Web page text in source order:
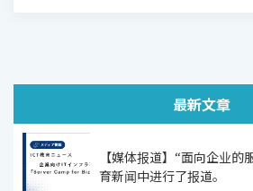
最新文章
【媒体报道】“面向企业的
育新闻中进行了报道。